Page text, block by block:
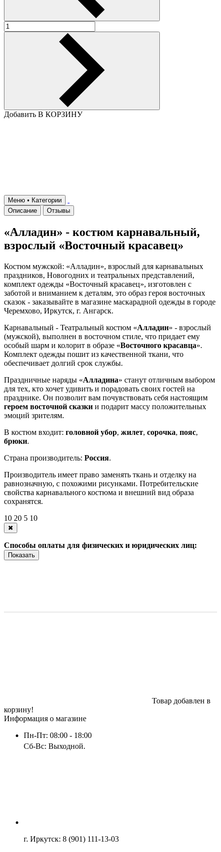
Добавить В КОРЗИНУ
Меню • Категории
Описание
Отзывы
«Алладин» - костюм карнавальный,
взрослый «Восточный красавец»
Костюм мужской: «Алладин», взрослый для карнавальных
праздников, Новогодних и театральных представлений,
комплект одежды «Восточный красавец», изготовлен с
заботой и вниманием к деталям, это образ героя восточных
сказок - заказывайте в магазине маскарадной одежды в городе
Черемхово, Иркутск, г. Ангарск.
Карнавальный - Театральный костюм «Алладин» - взрослый
(мужской), выполнен в восточном стиле, что придает ему
особый шарм и колорит в образе «Восточного красавца».
Комплект одежды пошит из качественной ткани, что
обеспечивает долгий срок службы.
Праздничные наряды «Алладина» станут отличным выбором
для тех, кто хочет удивить и порадовать своих гостей на
празднике. Он позволит вам почувствовать себя настоящим
героем восточной сказки и подарит массу положительных
эмоций зрителям.
В костюм входит: головной убор, жилет, сорочка, пояс,
брюки.
Страна производитель: Россия.
Производитель имеет право заменять ткань и отделку на
равнозначную, с похожими рисунками. Потребительские
свойства карнавального костюма и внешний вид образа
сохранятся.
10 20 5 10
✖
Способы оплаты для физических и юридических лиц:
Показать
Товар добавлен в
корзину!
Информация о магазине
Пн-Пт: 08:00 - 18:00
Сб-Вс: Выходной.
г. Иркутск: 8 (901) 111-13-03